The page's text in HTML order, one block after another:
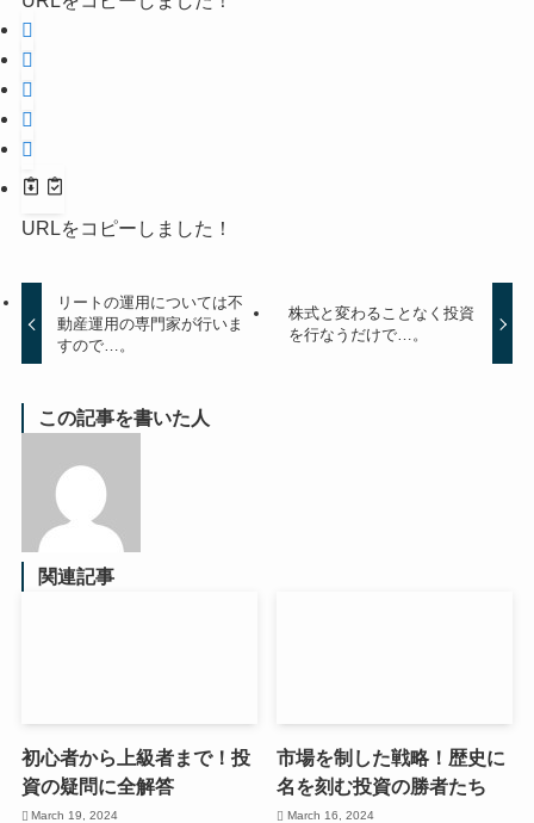
URLをコピーしました！
リートの運用については不
動産運用の専門家が行いま
すので…。
株式と変わることなく投資
を行なうだけで…。
この記事を書いた人
関連記事
初心者から上級者まで！投
資の疑問に全解答
March 19, 2024
市場を制した戦略！歴史に
名を刻む投資の勝者たち
March 16, 2024